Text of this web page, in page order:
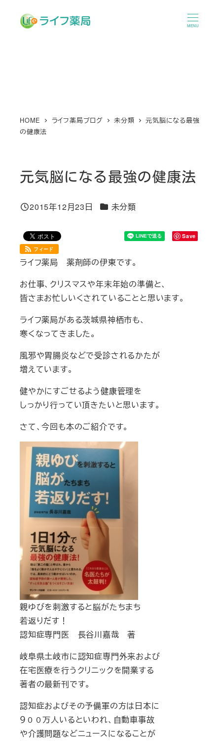
MENU
HOME ライフ薬局ブログ 未分類
元気脳になる最強
の健康法
元気脳になる最強の健康法
投稿日
2015年12月23日 カテゴリー
未分類
Save
フィード
ライフ薬局 薬剤師の伊東です。
お仕事、クリスマスや年末年始の準備と、
皆さまお忙しいくされていることと思います。
ライフ薬局がある茨城県神栖市も、
寒くなってきました。
風邪や胃腸炎などで受診されるかたが
増えています。
健やかにすごせるよう健康管理を
しっかり行ってい頂きたいと思います。
さて、今回も本のご紹介です。
親ゆびを刺激すると脳がたちまち
若返りだす！
認知症専門医 長谷川嘉哉 著
岐阜県土岐市に認知症専門外来および
在宅医療を行うクリニックを開業する
著者の最新刊です。
認知症およびその予備軍の方は日本に
９００万人いるといわれ、自動車事故
や介護問題などニュースになることが